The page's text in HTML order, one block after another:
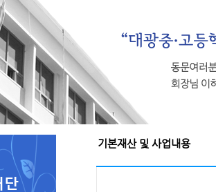
기본재산 및 사업내용